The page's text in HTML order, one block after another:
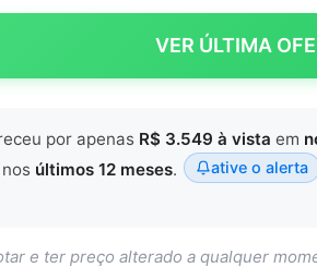
VER ÚLTIMA
por apenas R$ 3.549 à vista em
últimos 12 meses. ative o alerta
e ter preço alterado a qualquer